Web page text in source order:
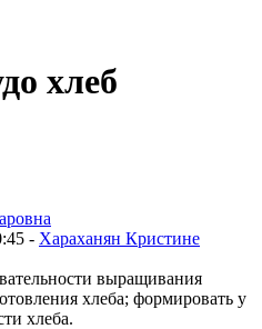
хлеб
- Хараханян Кристине
выращивания
хлеба; формировать у
хлеба.